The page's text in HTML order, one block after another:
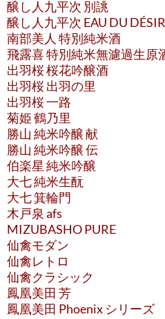
醸し人九平次 別誂
醸し人九平次 EAU DU DÉSIR
南部美人 特別純米酒
飛露喜 特別純米無濾過生原
出羽桜 桜花吟醸酒
出羽桜 出羽の里
出羽桜 一路
菊姫 鶴乃里
勝山 純米吟醸 献
勝山 純米吟醸 伝
伯楽星 純米吟醸
大七 純米生酛
大七 箕輪門
木戸泉 afs
MIZUBASHO PURE
仙禽モダン
仙禽レトロ
仙禽クラシック
鳳凰美田 芳
鳳凰美田 Phoenix シリーズ